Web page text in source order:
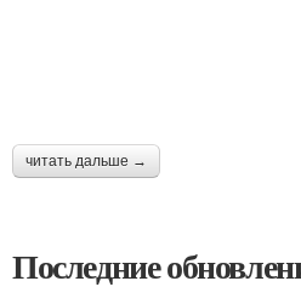
читать дальше →
Последние